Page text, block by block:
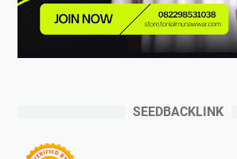
SEEDBACKLINK